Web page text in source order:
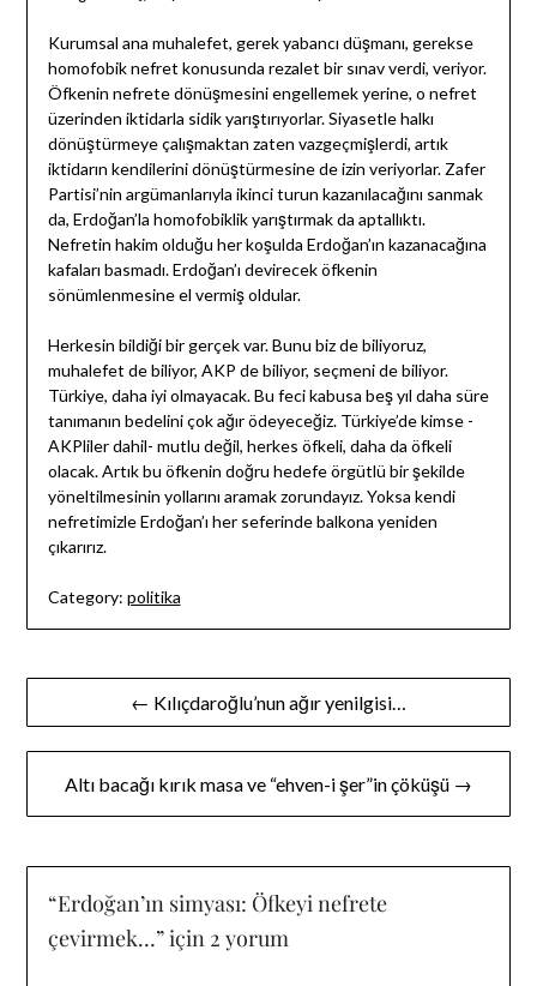
Kurumsal ana muhalefet, gerek yabancı düşmanı, gerekse
homofobik nefret konusunda rezalet bir sınav verdi, veriyor.
Öfkenin nefrete dönüşmesini engellemek yerine, o nefret
üzerinden iktidarla sidik yarıştırıyorlar. Siyasetle halkı
dönüştürmeye çalışmaktan zaten vazgeçmişlerdi, artık
iktidarın kendilerini dönüştürmesine de izin veriyorlar. Zafer
Partisi’nin argümanlarıyla ikinci turun kazanılacağını sanmak
da, Erdoğan’la homofobiklik yarıştırmak da aptallıktı.
Nefretin hakim olduğu her koşulda Erdoğan’ın kazanacağına
kafaları basmadı. Erdoğan’ı devirecek öfkenin
sönümlenmesine el vermiş oldular.
Herkesin bildiği bir gerçek var. Bunu biz de biliyoruz,
muhalefet de biliyor, AKP de biliyor, seçmeni de biliyor.
Türkiye, daha iyi olmayacak. Bu feci kabusa beş yıl daha süre
tanımanın bedelini çok ağır ödeyeceğiz. Türkiye’de kimse -
AKPliler dahil- mutlu değil, herkes öfkeli, daha da öfkeli
olacak. Artık bu öfkenin doğru hedefe örgütlü bir şekilde
yöneltilmesinin yollarını aramak zorundayız. Yoksa kendi
nefretimizle Erdoğan’ı her seferinde balkona yeniden
çıkarırız.
Category: politika
Yazı
gezinmesi
← Kılıçdaroğlu’nun ağır yenilgisi…
Altı bacağı kırık masa ve “ehven-i şer”in çöküşü →
“Erdoğan’ın simyası: Öfkeyi nefrete
çevirmek…” için 2 yorum